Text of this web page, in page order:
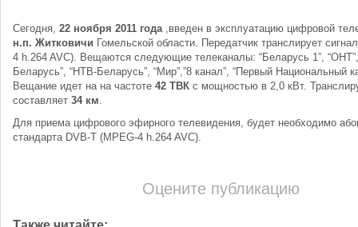
Сегодня, 22 ноября 2011 года,введен в эксплуатацию цифровой
н.п. Житковичи Гомельской области. Передатчик транслирует
4 h.264 AVC). Вещаются следующие телеканалы: “Беларусь 1”,
Беларусь”, “НТВ-Беларусь”, “Мир”,”8 канал”, “Первый Национальный
Вещание идет на на частоте 42 ТВК с мощностью в 2,0 кВт.
составляет 34 км.
Для приема цифрового эфирного телевидения, будет необходимо
стандарта DVB-T (MPEG-4 h.264 AVC).
Оцените публикацию